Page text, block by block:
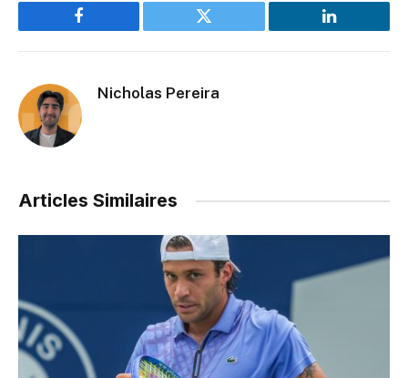
Facebook Twitter LinkedIn
Nicholas Pereira
Articles Similaires